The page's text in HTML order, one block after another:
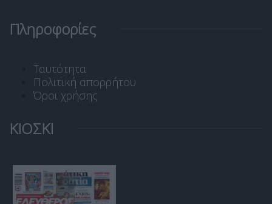
Πληροφορίες
Ταυτότητα
Πολιτική απορρήτου
Όροι χρήσης
ΚΙΟΣΚΙ